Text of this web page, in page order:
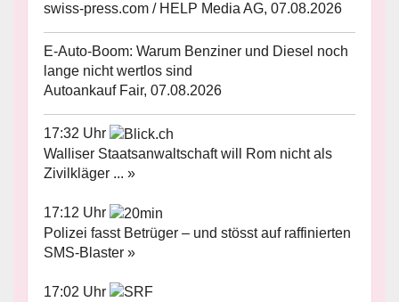
swiss-press.com / HELP Media AG, 07.08.2026
E-Auto-Boom: Warum Benziner und Diesel noch
lange nicht wertlos sind
Autoankauf Fair, 07.08.2026
17:32 Uhr
Walliser Staatsanwaltschaft will Rom nicht als
Zivilkläger ... »
17:12 Uhr
Polizei fasst Betrüger – und stösst auf raffinierten
SMS-Blaster »
17:02 Uhr